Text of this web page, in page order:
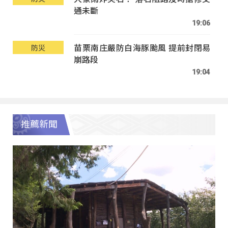
通未斷
19:06
防災
苗栗南庄嚴防白海豚颱風 提前封閉易
崩路段
19:04
推薦新聞